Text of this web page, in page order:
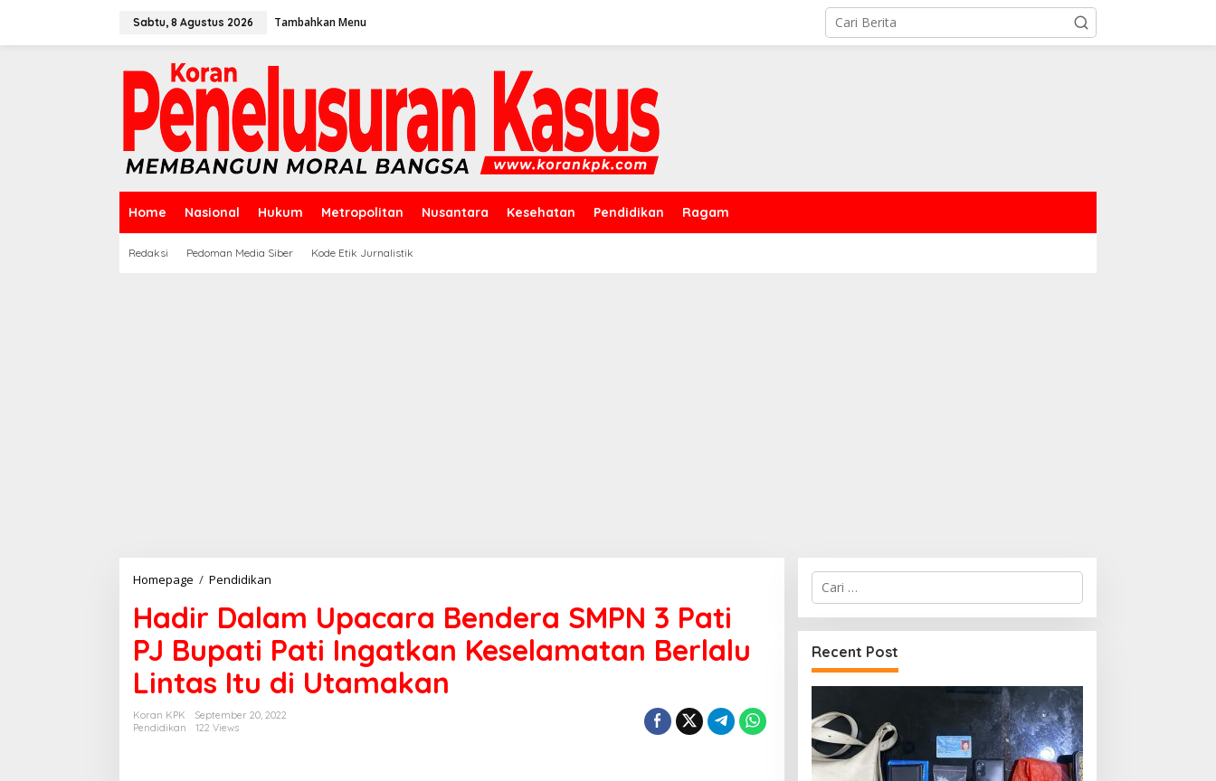
Sabtu, 8 Agustus 2026 Tambahkan Menu
Home Nasional Hukum Metropolitan Nusantara Kesehatan Pendidikan Ragam
Redaksi Pedoman Media Siber Kode Etik Jurnalistik
Homepage / Pendidikan
Upacara
Bendera
SMPN
3
Pati
PJ
Bupati
Hadir Dalam Upacara Bendera SMPN 3 Pati
PJ Bupati Pati Ingatkan Keselamatan Berlalu
Lintas Itu di Utamakan
Koran KPK
September 20, 2022
Pendidikan
122 Views
Cari
untuk:
Recent Post